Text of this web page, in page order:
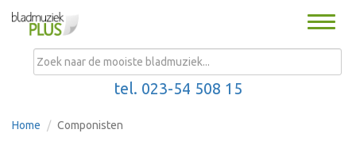
Toggle
tel. 023-54 508 15
MENU
Home Componisten